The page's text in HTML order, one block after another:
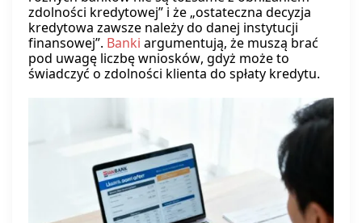
zdolności kredytowej” i że „ostateczna decyzja
kredytowa zawsze należy do danej instytucji
finansowej”. Banki argumentują, że muszą brać
pod uwagę liczbę wniosków, gdyż może to
świadczyć o zdolności klienta do spłaty kredytu.